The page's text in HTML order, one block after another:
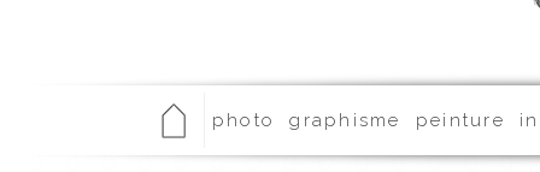
photo graphisme peinture